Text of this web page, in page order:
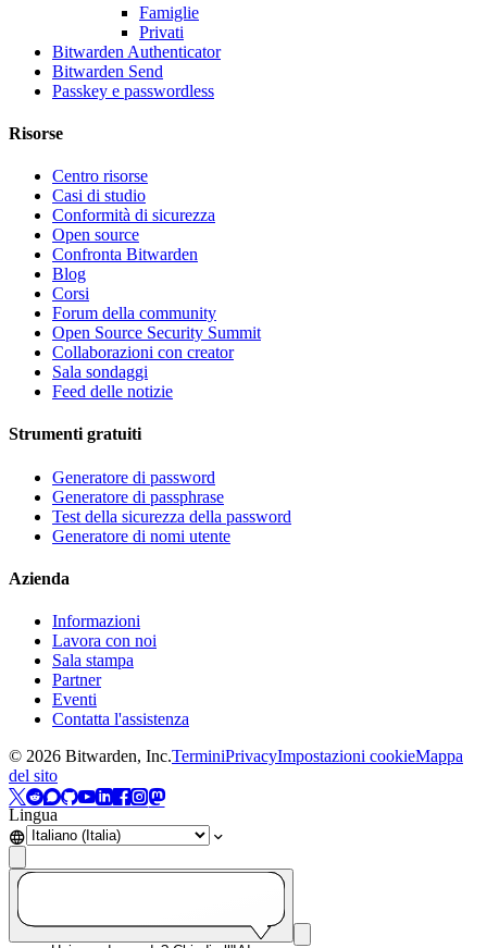
Famiglie
Privati
Bitwarden Authenticator
Bitwarden Send
Passkey e passwordless
Risorse
Centro risorse
Casi di studio
Conformità di sicurezza
Open source
Confronta Bitwarden
Blog
Corsi
Forum della community
Open Source Security Summit
Collaborazioni con creator
Sala sondaggi
Feed delle notizie
Strumenti gratuiti
Generatore di password
Generatore di passphrase
Test della sicurezza della password
Generatore di nomi utente
Azienda
Informazioni
Lavora con noi
Sala stampa
Partner
Eventi
Contatta l'assistenza
© 2026 Bitwarden, Inc.TerminiPrivacyImpostazioni cookieMappa
del sito
Lingua